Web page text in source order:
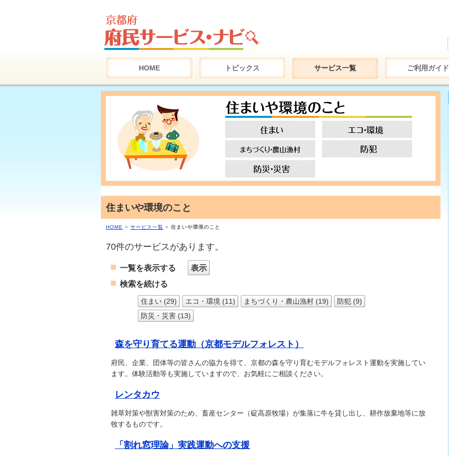
HOME トピックス サービス一覧 ご利用ガイド
住まいや環境のこと
HOME > サービス一覧 > 住まいや環境のこと
70件のサービスがあります。
一覧を表示する
表示
検索を続ける
住まい (29) エコ・環境 (11) まちづくり・農山漁村 (19)
防犯 (9)
防災・災害 (13)
森を守り育てる運動（京都モデルフォレスト）
府民、企業、団体等の皆さんの協力を得て、京都の森を守り育むモデルフォレスト運動を実施してい
ます。体験活動等も実施していますので、お気軽にご相談ください。
レンタカウ
雑草対策や獣害対策のため、畜産センター（碇高原牧場）が集落に牛を貸し出し、耕作放棄地等に放
牧するものです。
「割れ窓理論」実践運動への支援